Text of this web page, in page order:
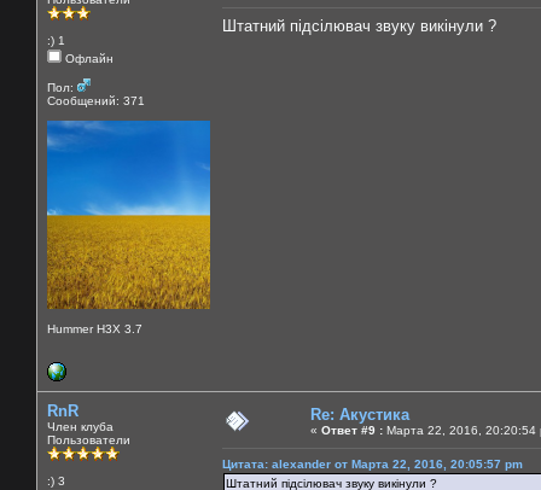
:) 1
Офлайн
Пол:
Сообщений: 371
Hummer H3X 3.7
Штатний пiдciлювач звуку викiнули ?
RnR
Член клуба
Пользователи
:) 3
Re: Акустика
« Ответ #9 : Марта 22, 2016, 20:20:54
Цитата: alexander от Марта 22, 2016, 20:05:57 pm
Штатний пiдciлювач звуку викiнули ?